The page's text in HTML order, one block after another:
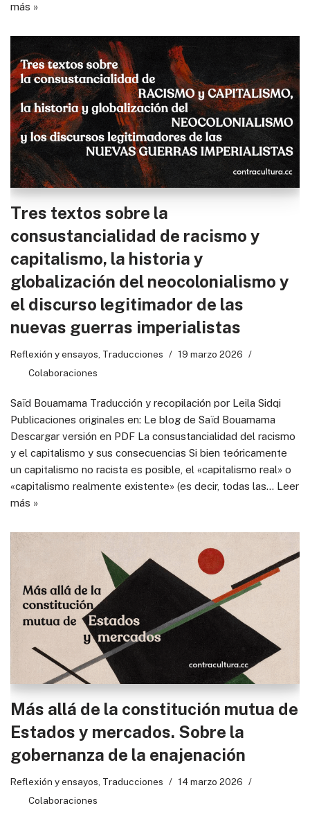
más »
Tres textos sobre la
consustancialidad de racismo y
capitalismo, la historia y
globalización del neocolonialismo y
el discurso legitimador de las
nuevas guerras imperialistas
Reflexión y ensayos, Traducciones
19 marzo 2026
Colaboraciones
Saïd Bouamama Traducción y recopilación por Leila Sidqi
Publicaciones originales en: Le blog de Saïd Bouamama
Descargar versión en PDF La consustancialidad del racismo
y el capitalismo y sus consecuencias Si bien teóricamente
un capitalismo no racista es posible, el «capitalismo real» o
«capitalismo realmente existente» (es decir, todas las… Leer
más »
Más allá de la constitución mutua de
Estados y mercados. Sobre la
gobernanza de la enajenación
Reflexión y ensayos Traducciones
14 marzo 2026
Colaboraciones